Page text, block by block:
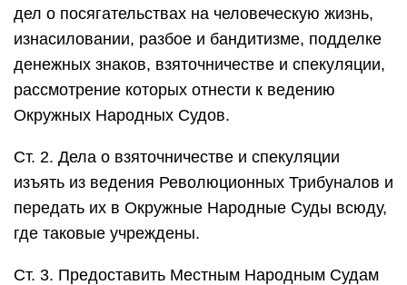
дел о посягательствах на человеческую жизнь,
изнасиловании, разбое и бандитизме, подделке
денежных знаков, взяточничестве и спекуляции,
рассмотрение которых отнести к ведению
Окружных Народных Судов.
Ст. 2. Дела о взяточничестве и спекуляции
изъять из ведения Революционных Трибуналов и
передать их в Окружные Народные Суды всюду,
где таковые учреждены.
Ст. 3. Предоставить Местным Народным Судам